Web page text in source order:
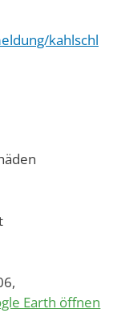
kahlschl
Earth öffnen